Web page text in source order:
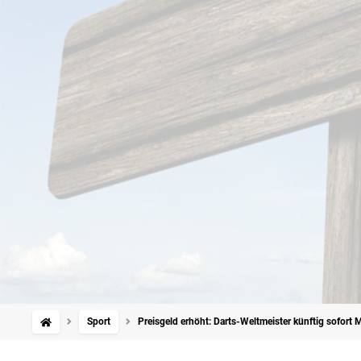
Sport Preisgeld erhöht: Darts-Weltmeister künftig sofort